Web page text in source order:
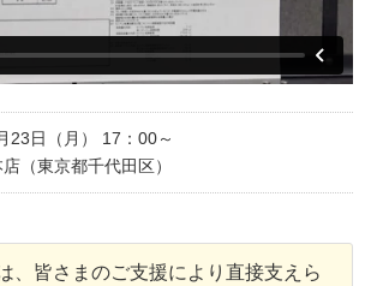
23日（月） 17：00～
（東京都千代田区）
、皆さまのご支援により直接支えら